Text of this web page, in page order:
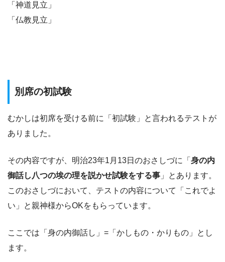
「神道見立」
「仏教見立」
別席の初試験
むかしは初席を受ける前に「初試験」と言われるテストが
ありました。
その内容ですが、明治23年1月13日のおさしづに「 身の内
御話し八つの埃の理を説かせ試験をする事 」とあります。
このおさしづにおいて、テストの内容について「これでよ
い」と親神様からOKをもらっています。
ここでは「身の内御話し」=「かしもの・かりもの」とし
ます。